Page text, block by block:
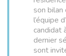
son
l’équipe
candidat
dernier
sont